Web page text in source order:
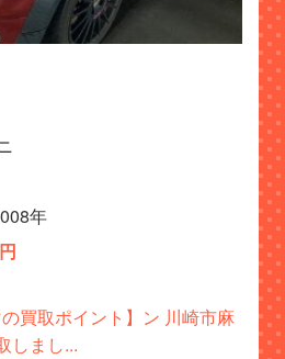
年
の買取ポイント】ン 川崎市麻
しまし...